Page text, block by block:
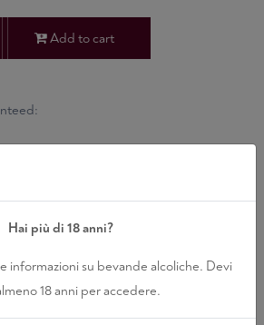
Add to cart
Hai più di 18 anni?
informazioni su bevande alcoliche. Devi
18 anni per accedere.